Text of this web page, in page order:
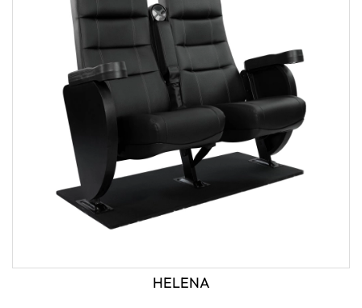
HELENA